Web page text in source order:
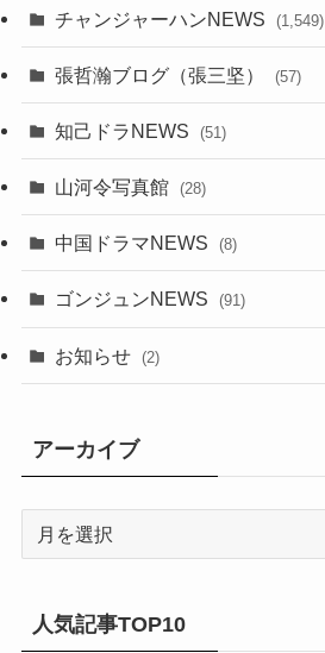
チャンジャーハンNEWS (1,549)
(6)
(29)
(20)
(21)
張哲瀚ブログ（張三坚） (57)
(14)
知己ドラNEWS (51)
(42)
(5)
山河令写真館 (28)
(17)
中国ドラマNEWS (8)
(1)
(6)
ゴンジュンNEWS (91)
(16)
(17)
お知らせ (2)
アーカイブ
ブ
人気記事TOP10